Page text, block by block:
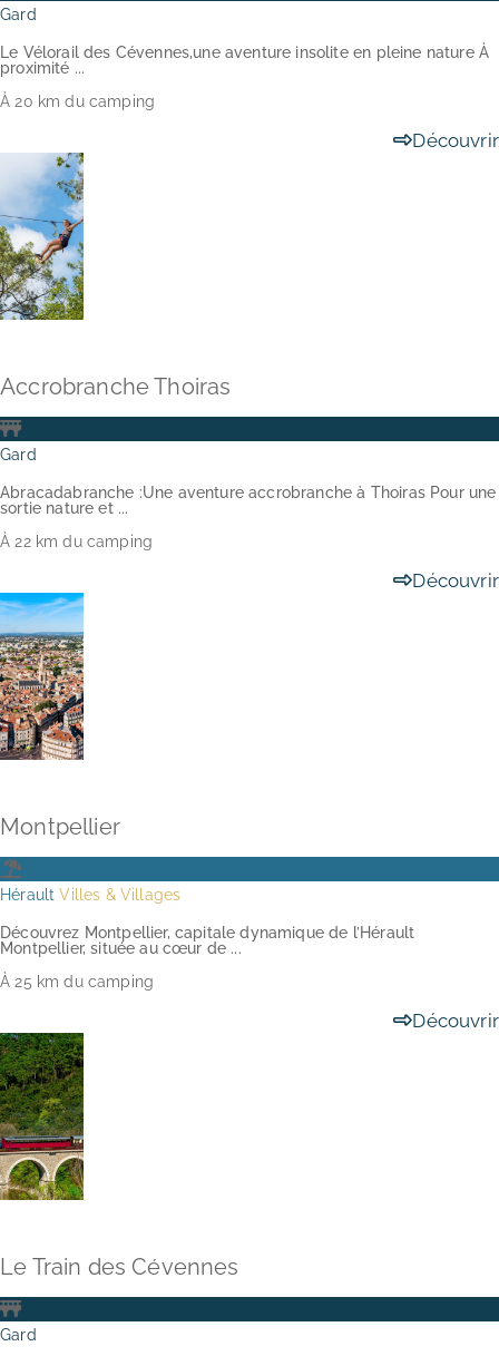
Gard
Le Vélorail des Cévennes,une aventure insolite en pleine nature À
proximité ...
À 20 km du camping
Découvrir
Accrobranche Thoiras
Gard
Abracadabranche :Une aventure accrobranche à Thoiras Pour une
sortie nature et ...
À 22 km du camping
Découvrir
Montpellier
HéraultVilles & Villages
Découvrez Montpellier, capitale dynamique de l’Hérault
Montpellier, située au cœur de ...
À 25 km du camping
Découvrir
Le Train des Cévennes
Gard